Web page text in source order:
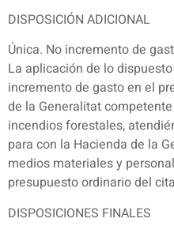
DISPOSICIÓN ADICIONAL
Única. No incremento de
La aplicación de lo
incremento de gasto en el
de la Generalitat
incendios forestales,
para con la Hacienda de la
medios materiales y
presupuesto ordinario del
DISPOSICIONES FINALES